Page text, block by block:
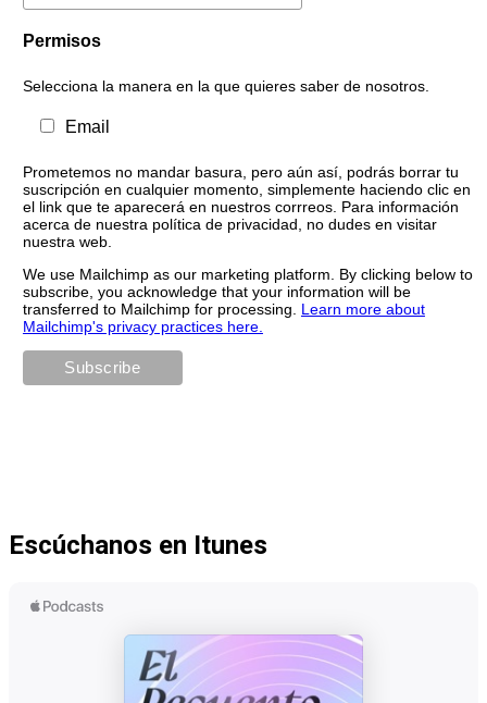
Permisos
Selecciona la manera en la que quieres saber de nosotros.
Email
Prometemos no mandar basura, pero aún así, podrás borrar tu
suscripción en cualquier momento, simplemente haciendo clic en
el link que te aparecerá en nuestros corrreos. Para información
acerca de nuestra política de privacidad, no dudes en visitar
nuestra web.
We use Mailchimp as our marketing platform. By clicking below to
subscribe, you acknowledge that your information will be
transferred to Mailchimp for processing. Learn more about
Mailchimp's privacy practices here.
Escúchanos en Itunes